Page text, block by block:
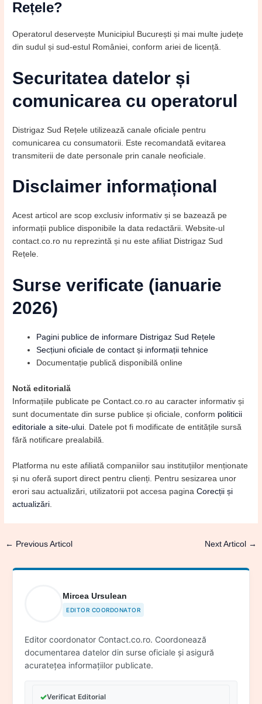
Rețele?
Operatorul deservește Municipiul București și mai multe județe
din sudul și sud-estul României, conform ariei de licență.
Securitatea datelor și
comunicarea cu operatorul
Distrigaz Sud Rețele utilizează canale oficiale pentru
comunicarea cu consumatorii. Este recomandată evitarea
transmiterii de date personale prin canale neoficiale.
Disclaimer informațional
Acest articol are scop exclusiv informativ și se bazează pe
informații publice disponibile la data redactării. Website-ul
contact.co.ro nu reprezintă și nu este afiliat Distrigaz Sud
Rețele.
Surse verificate (ianuarie
2026)
Pagini publice de informare Distrigaz Sud Rețele
Secțiuni oficiale de contact și informații tehnice
Documentație publică disponibilă online
Notă editorială
Informațiile publicate pe Contact.co.ro au caracter informativ și
sunt documentate din surse publice și oficiale, conform politicii
editoriale a site-ului. Datele pot fi modificate de entitățile sursă
fără notificare prealabilă.
Platforma nu este afiliată companiilor sau instituțiilor menționate
și nu oferă suport direct pentru clienți. Pentru sesizarea unor
erori sau actualizări, utilizatorii pot accesa paginaCorecții și
actualizări.
← Previous Articol Next Articol →
Mircea Ursulean
EDITOR COORDONATOR
Editor coordonator Contact.co.ro. Coordonează
documentarea datelor din surse oficiale și asigură
acuratețea informațiilor publicate.
✓Verificat Editorial